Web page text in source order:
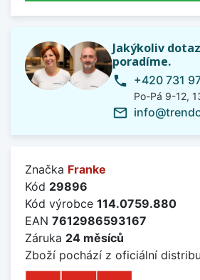
Jakýkoliv
poradíme.
phone +420 731
Po-Pá 9-12,
mail_outline
Značka Franke
Kód 29896
Kód výrobce 114.0759.880
EAN 7612986593167
Záruka 24 měsíců
Zboží pochází z oficiální